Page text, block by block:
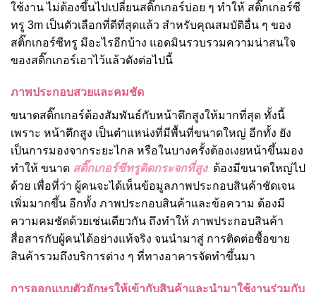
ใช้งาน ไม่ต้องขึ้นไปเปลี่ยนสติ๊กเกอร์บ่อย ๆ ทำให้ สติ๊กเกอร์ซี
ทรู 3m เป็นตัวเลือกที่ดีที่สุดแล้ว สำหรับคุณสมบัติอื่น ๆ ของ
สติ๊กเกอร์ซีทรู มีอะไรอีกบ้าง แอดมินรวบรวมความน่าสนใจ
ของสติ๊กเกอร์เอาไว้แล้วดังต่อไปนี้
ภาพประกอบสวยและคมชัด
ขนาดสติ๊กเกอร์ต้องสัมพันธ์กับหน้าตึกสูงให้มากที่สุด ทั้งนี้
เพราะ หน้าตึกสูง เป็นตำแหน่งที่มีพื้นที่ขนาดใหญ่ อีกทั้ง ยัง
เป็นการมองจากระยะไกล หรือในบางครั้งต้องเงยหน้าขึ้นมอง
ทำให้ ขนาด สติ๊กเกอร์ซีทรูติดกระจกที่สูง ต้องมีขนาดใหญ่ไป
ด้วย เพื่อที่ว่า ผู้คนจะได้เห็นข้อมูลภาพประกอบสินค้าชัดเจน
เพิ่มมากขึ้น อีกทั้ง ภาพประกอบสินค้าและข้อความ ต้องมี
ความคมชัดด้วยเช่นเดียวกัน ถึงทำให้ ภาพประกอบสินค้า
สื่อสารกับผู้คนได้อย่างแท้จริง จนนำมาสู่ การติดต่อซื้อขาย
สินค้ารวมถึงบริการต่าง ๆ ที่ทางอาคารจัดทำขึ้นมา
การออกแบบตัวอักษรให้เข้ากับสินค้าและนำมาใช้งานร่วมกับ